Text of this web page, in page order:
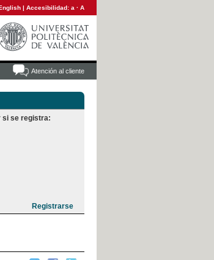
| Accesibilidad: a · A
Atención al cliente
si se registra: